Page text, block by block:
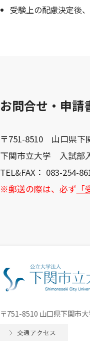
受験上の配慮決定後
お問合せ・申請
〒751-8510 山口県下
下関市立大学 入試部
TEL&FAX： 083-254-
※郵送の際は、必ず
〒751-8510 山口県下関市
交通アクセス